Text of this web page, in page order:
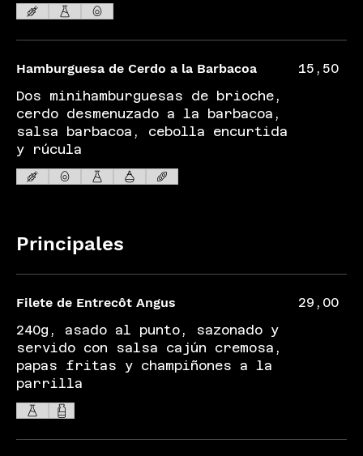
Hamburguesa de Cerdo a la Barbacoa
Dos minihamburguesas de brioche,
cerdo desmenuzado a la barbacoa,
salsa barbacoa, cebolla encurtida
y rúcula
15,50
Principales
Filete de Entrecôt Angus
240g, asado al punto, sazonado y
servido con salsa cajún cremosa,
papas fritas y champiñones a la
parrilla
29,00